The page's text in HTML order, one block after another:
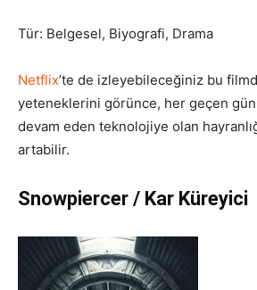
Tür: Belgesel, Biyografi, Drama
Netflix’te de izleyebileceğiniz bu
yeteneklerini görünce, her geçen gün
devam eden teknolojiye olan
artabilir.
Snowpiercer / Kar Küreyici